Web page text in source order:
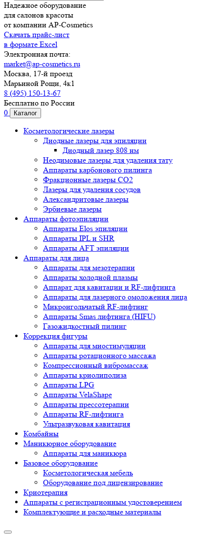
Надежное оборудование
для салонов красоты
от компании AP-Cosmetics
Скачать прайс-лист
в формате Excel
Электронная почта:
market@ap-cosmetics.ru
Москва, 17-й проезд
Марьиной Рощи, 4к1
8 (495) 150-13-67
Бесплатно по России
0
Каталог
Косметологические лазеры
Диодные лазеры для эпиляции
Диодный лазер 808 нм
Неодимовые лазеры для удаления тату
Аппараты карбонового пилинга
Фракционные лазеры CO2
Лазеры для удаления сосудов
Александритовые лазеры
Эрбиевые лазеры
Аппараты фотоэпиляции
Аппараты Elos эпиляции
Аппараты IPL и SHR
Аппараты AFT эпиляции
Аппараты для лица
Аппараты для мезотерапии
Аппараты холодной плазмы
Аппарат для кавитации и RF-лифтинга
Аппараты для лазерного омоложения лица
Микроигольчатый RF-лифтинг
Аппараты Smas лифтинга (HIFU)
Газожидкостный пилинг
Коррекция фигуры
Аппараты для миостимуляции
Аппараты ротационного массажа
Компрессионный вибромассаж
Аппараты криолиполиза
Аппараты LPG
Аппараты VelaShape
Аппараты прессотерапии
Аппараты RF-лифтинга
Ультразвуковая кавитация
Комбайны
Маникюрное оборудование
Аппараты для маникюра
Базовое оборудование
Косметологическая мебель
Оборудование под лицензирование
Криотерапия
Аппараты c регистрационным удостоверением
Комплектующие и расходные материалы